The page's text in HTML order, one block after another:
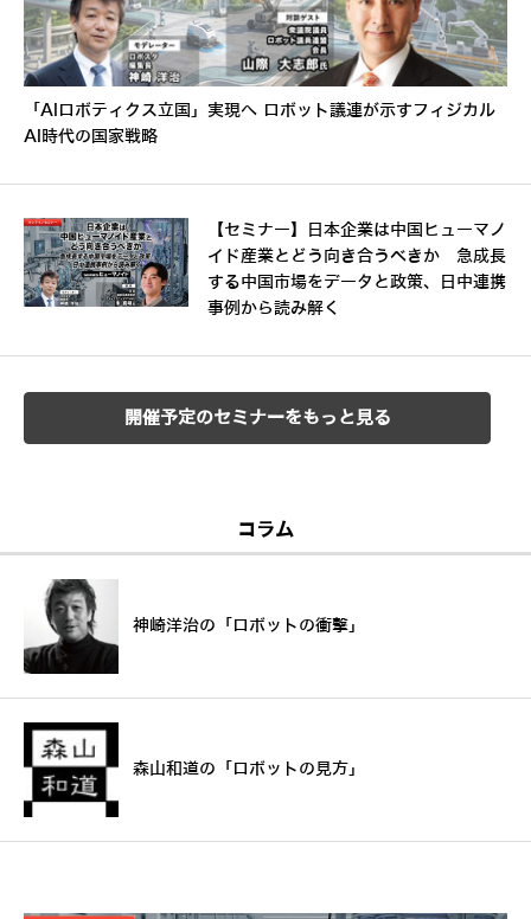
「AIロボティクス立国」実現へ ロボット議連が示すフィジカル
AI時代の国家戦略
【セミナー】日本企業は中国ヒューマノ
イド産業とどう向き合うべきか 急成長
する中国市場をデータと政策、日中連携
事例から読み解く
開催予定のセミナーをもっと見る
コラム
神崎洋治の「ロボットの衝撃」
森山和道の「ロボットの見方」